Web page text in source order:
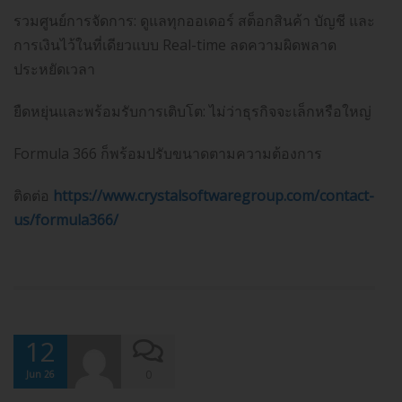
รวมศูนย์การจัดการ: ดูแลทุกออเดอร์ สต็อกสินค้า บัญชี และ
การเงินไว้ในที่เดียวแบบ Real-time ลดความผิดพลาด
ประหยัดเวลา
ยืดหยุ่นและพร้อมรับการเติบโต: ไม่ว่าธุรกิจจะเล็กหรือใหญ่
Formula 366 ก็พร้อมปรับขนาดตามความต้องการ
ติดต่อ https://www.crystalsoftwaregroup.com/contact-
us/formula366/
12
Jun 26